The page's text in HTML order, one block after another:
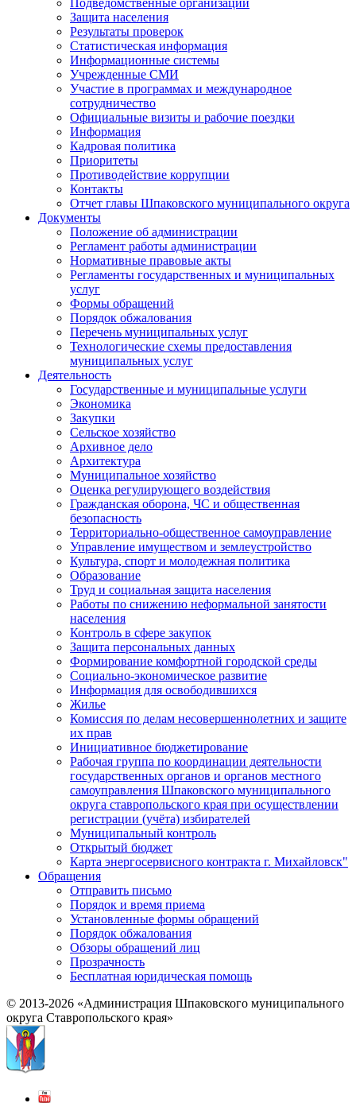
Подведомственные организации
Защита населения
Результаты проверок
Статистическая информация
Информационные системы
Учрежденные СМИ
Участие в программах и международное
сотрудничество
Официальные визиты и рабочие поездки
Информация
Кадровая политика
Приоритеты
Противодействие коррупции
Контакты
Отчет главы Шпаковского муниципального округа
Документы
Положение об администрации
Регламент работы администрации
Нормативные правовые акты
Регламенты государственных и муниципальных
услуг
Формы обращений
Порядок обжалования
Перечень муниципальных услуг
Технологические схемы предоставления
муниципальных услуг
Деятельность
Государственные и муниципальные услуги
Экономика
Закупки
Сельское хозяйство
Архивное дело
Архитектура
Муниципальное хозяйство
Оценка регулирующего воздействия
Гражданская оборона, ЧС и общественная
безопасность
Территориально-общественное самоуправление
Управление имуществом и землеустройство
Культура, спорт и молодежная политика
Образование
Труд и социальная защита населения
Работы по снижению неформальной занятости
населения
Контроль в сфере закупок
Защита персональных данных
Формирование комфортной городской среды
Социально-экономическое развитие
Информация для освободившихся
Жилье
Комиссия по делам несовершеннолетних и защите
их прав
Инициативное бюджетирование
Рабочая группа по координации деятельности
государственных органов и органов местного
самоуправления Шпаковского муниципального
округа ставропольского края при осуществлении
регистрации (учёта) избирателей
Муниципальный контроль
Открытый бюджет
Карта энергосервисного контракта г. Михайловск"
Обращения
Отправить письмо
Порядок и время приема
Установленные формы обращений
Порядок обжалования
Обзоры обращений лиц
Прозрачность
Бесплатная юридическая помощь
© 2013-2026 «Администрация Шпаковского муниципального
округа Ставропольского края»